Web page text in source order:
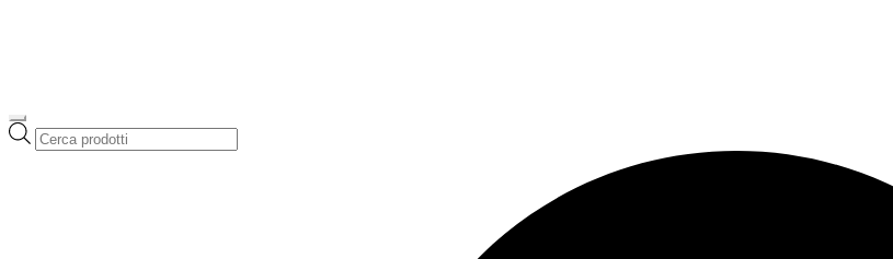
Ricerca
prodotti